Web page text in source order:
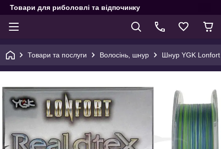
Товари для риболовлі та відпочинку
Товари та послуги Волосінь, шнур Шнур YGK Lonfort